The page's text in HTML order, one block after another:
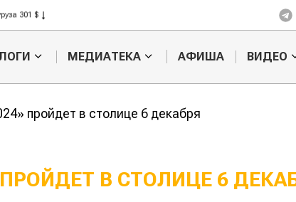
301 $
$
МЕДИАТЕКА АФИША ВИДЕО
пройдет в столице 6 декабря
В СТОЛИЦЕ 6